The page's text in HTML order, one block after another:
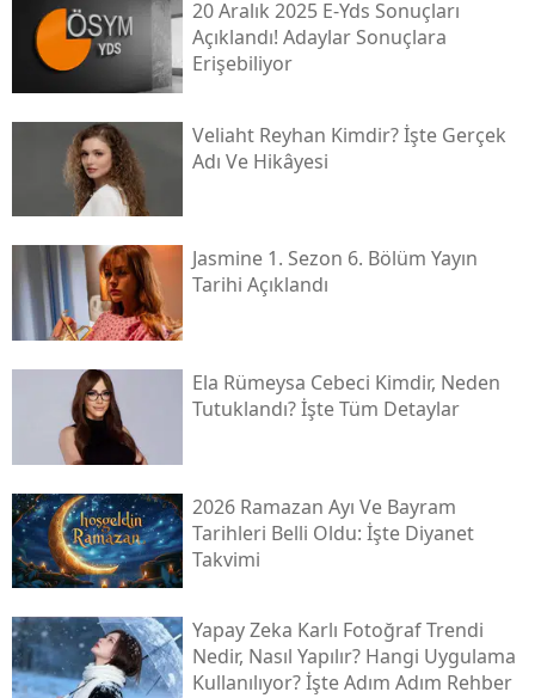
20 Aralık 2025 E-Yds Sonuçları
Açıklandı! Adaylar Sonuçlara
Erişebiliyor
Veliaht Reyhan Kimdir? İşte Gerçek
Adı Ve Hikâyesi
Jasmine 1. Sezon 6. Bölüm Yayın
Tarihi Açıklandı
Ela Rümeysa Cebeci Kimdir, Neden
Tutuklandı? İşte Tüm Detaylar
2026 Ramazan Ayı Ve Bayram
Tarihleri Belli Oldu: İşte Diyanet
Takvimi
Yapay Zeka Karlı Fotoğraf Trendi
Nedir, Nasıl Yapılır? Hangi Uygulama
Kullanılıyor? İşte Adım Adım Rehber